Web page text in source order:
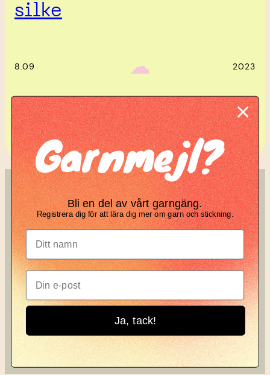
silke
8.09 ‎ ‎‎ ☁︎‎‎ 2023
Komplett guide: Lär dig
tova din stickning
SÖK
Search
KNIT KNOT
Manifesto
Garnbrev
Garnmejl?
Bli en del av vårt garngäng.
Registrera dig för att lära dig mer om garn och stickning.
Ja, tack!